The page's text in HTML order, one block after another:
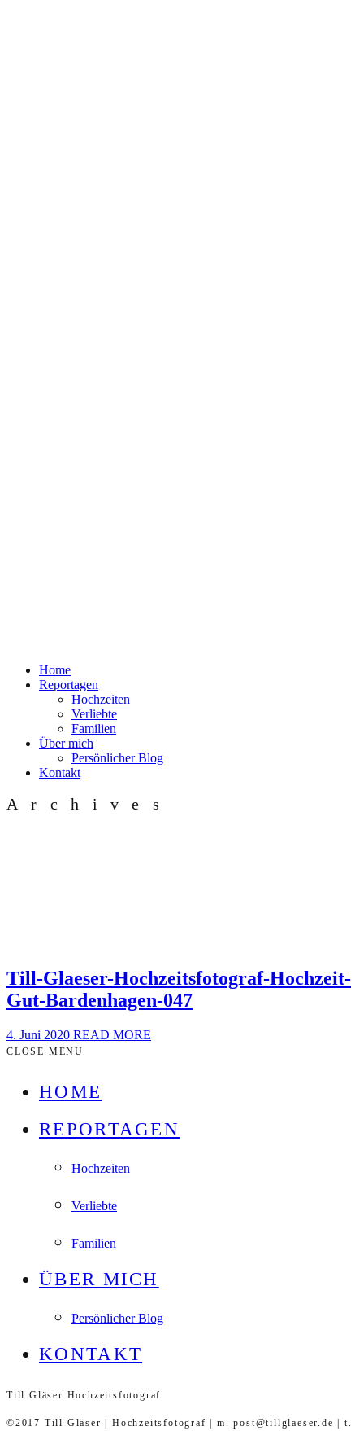
Home
Reportagen
Hochzeiten
Verliebte
Familien
Über mich
Persönlicher Blog
Kontakt
Archives
Till-Glaeser-Hochzeitsfotograf-Hochzeit-
Gut-Bardenhagen-047
4. Juni 2020 READ MORE
CLOSE MENU
HOME
REPORTAGEN
Hochzeiten
Verliebte
Familien
ÜBER MICH
Persönlicher Blog
KONTAKT
Till Gläser Hochzeitsfotograf
©2017 Till Gläser | Hochzeitsfotograf | m. post@tillglaeser.de | t.